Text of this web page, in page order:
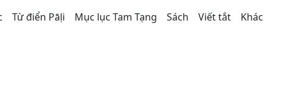
Từ điển Pāḷi Mục lục Tam Tạng Sách Viết tắt Khác